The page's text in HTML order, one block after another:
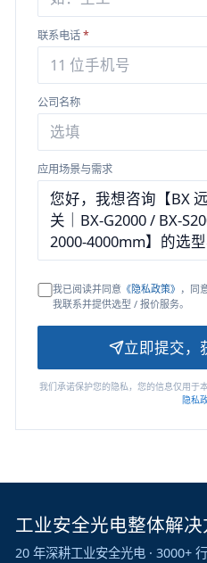
联系电话*
公司名称
应用场景与需求
我已阅读并同意《隐私政策》 ，同
我联系并提供选型 / 报价服务。
立即提交，
我们承诺保护您的隐私，您的信息仅用于
隐私
工业安全光电整体解决
20 年深耕工业安全光电 · 3000+